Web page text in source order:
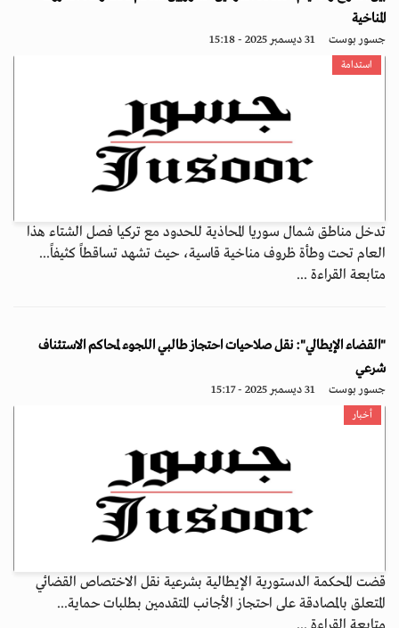
المناخية
جسور بوست 31 ديسمبر 2025 - 15:18
استدامة
تدخل مناطق شمال سوريا المحاذية للحدود مع تركيا فصل الشتاء هذا
العام تحت وطأة ظروف مناخية قاسية، حيث تشهد تساقطاً كثيفاً...
متابعة القراءة ...
"القضاء الإيطالي": نقل صلاحيات احتجاز طالبي اللجوء لمحاكم الاستئناف
شرعي
جسور بوست 31 ديسمبر 2025 - 15:17
أخبار
قضت المحكمة الدستورية الإيطالية بشرعية نقل الاختصاص القضائي
المتعلق بالمصادقة على احتجاز الأجانب المتقدمين بطلبات حماية...